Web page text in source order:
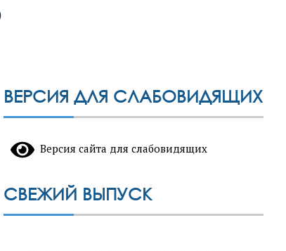
ВЕРСИЯ ДЛЯ СЛАБОВИДЯЩИХ
Версия сайта для слабовидящих
СВЕЖИЙ ВЫПУСК